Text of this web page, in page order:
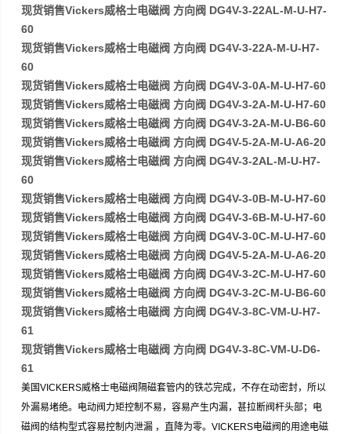
现货销售Vickers威格士电磁阀 方向阀 DG4V-3-22AL-M-U-H7-
60
现货销售Vickers威格士电磁阀 方向阀 DG4V-3-22A-M-U-H7-
60
现货销售Vickers威格士电磁阀 方向阀 DG4V-3-0A-M-U-H7-60
现货销售Vickers威格士电磁阀 方向阀 DG4V-3-2A-M-U-H7-60
现货销售Vickers威格士电磁阀 方向阀 DG4V-3-2A-M-U-B6-60
现货销售Vickers威格士电磁阀 方向阀 DG4V-5-2A-M-U-A6-20
现货销售Vickers威格士电磁阀 方向阀 DG4V-3-2AL-M-U-H7-
60
现货销售Vickers威格士电磁阀 方向阀 DG4V-3-0B-M-U-H7-60
现货销售Vickers威格士电磁阀 方向阀 DG4V-3-6B-M-U-H7-60
现货销售Vickers威格士电磁阀 方向阀 DG4V-3-0C-M-U-H7-60
现货销售Vickers威格士电磁阀 方向阀 DG4V-5-2A-M-U-A6-20
现货销售Vickers威格士电磁阀 方向阀 DG4V-3-2C-M-U-H7-60
现货销售Vickers威格士电磁阀 方向阀 DG4V-3-2C-M-U-B6-60
现货销售Vickers威格士电磁阀 方向阀 DG4V-3-8C-VM-U-H7-
61
现货销售Vickers威格士电磁阀 方向阀 DG4V-3-8C-VM-U-D6-
61
美国VICKERS威格士电磁阀隔磁套管内的铁芯完成，不存在动密封，所以
外漏易堵绝。电动阀力矩控制不易，容易产生内漏，甚拉断阀杆头部；电
磁阀的结构型式容易控制内泄漏 ，直降为零。VICKERS电磁阀的用途电磁